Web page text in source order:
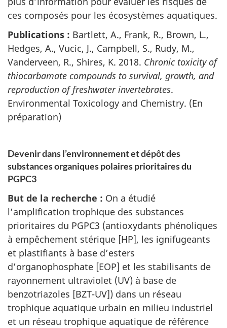
ces composés pour les écosystèmes aquatiques.
Publications : Bartlett, A., Frank, R., Brown, L.,
Hedges, A., Vucic, J., Campbell, S., Rudy, M.,
Vanderveen, R., Shires, K. 2018. Chronic toxicity of
thiocarbamate compounds to survival, growth, and
reproduction of freshwater invertebrates.
Environmental Toxicology and Chemistry. (En
préparation)
Devenir dans l’environnement et dépôt des
substances organiques polaires prioritaires du
PGPC3
But de la recherche : On a étudié
l’amplification trophique des substances
prioritaires du PGPC3 (antioxydants phénoliques
à empêchement stérique [HP], les ignifugeants
et plastifiants à base d’esters
d’organophosphate [EOP] et les stabilisants de
rayonnement ultraviolet (UV) à base de
benzotriazoles [BZT-UV]) dans un réseau
trophique aquatique urbain en milieu industriel
et un réseau trophique aquatique de référence